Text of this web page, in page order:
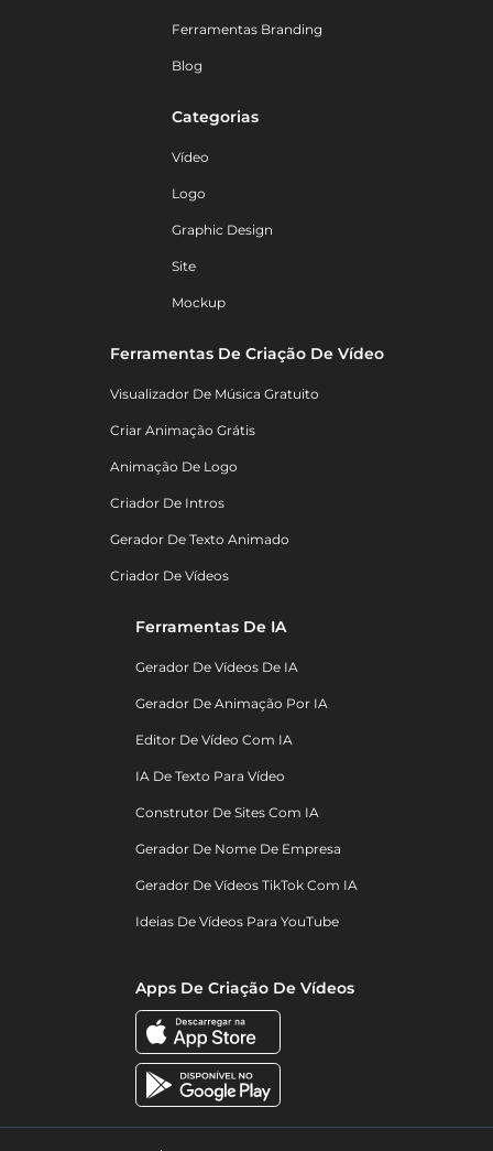
Ferramentas Branding
Blog
Categorias
Vídeo
Logo
Graphic Design
Site
Mockup
Ferramentas De Criação De Vídeo
Visualizador De Música Gratuito
Criar Animação Grátis
Animação De Logo
Criador De Intros
Gerador De Texto Animado
Criador De Vídeos
Ferramentas De IA
Gerador De Vídeos De IA
Gerador De Animação Por IA
Editor De Vídeo Com IA
IA De Texto Para Vídeo
Construtor De Sites Com IA
Gerador De Nome De Empresa
Gerador De Vídeos TikTok Com IA
Ideias De Vídeos Para YouTube
Apps De Criação De Vídeos